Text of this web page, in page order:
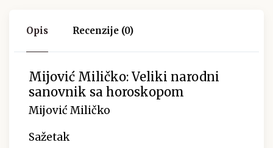
Opis Recenzije (0)
Mijović Miličko: Veliki narodni
sanovnik sa horoskopom
Mijović Miličko
Sažetak